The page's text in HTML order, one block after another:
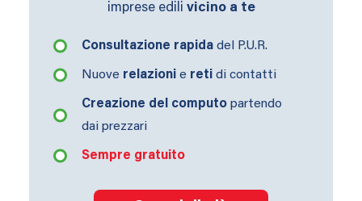
imprese edili vicino a te
Consultazione rapida del P.U.R.
Nuove relazionie retidi contatti
Creazione del computopartendo
dai prezzari
Sempre gratuito